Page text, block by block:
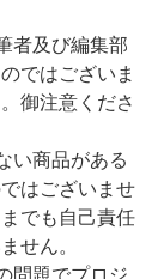
者及び編集部
ではございま
御注意くださ
い商品がある
はございませ
でも自己責任
せん。
問題でプロジ